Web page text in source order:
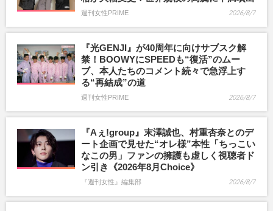
週刊女性PRIME 2026/8/7
『光GENJI』が40周年に向けサブスク解
禁！BOOWYにSPEEDも“復活”のムー
ブ、本人たちのコメント続々で急浮上す
る“再結成”の道
週刊女性PRIME 2026/8/7
『Aぇ!group』末澤誠也、村重杏奈とのデ
ート企画で見せた“オレ様”本性「ちっこい
なこの男」ファンの擁護も虚しく視聴者ド
ン引き《2026年8月Choice》
『週刊女性』編集部 2026/8/7